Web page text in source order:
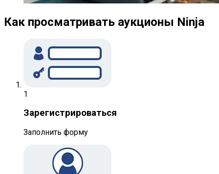
Как просматривать аукционы Ninja
1
Зарегистрироваться
Заполнить форму